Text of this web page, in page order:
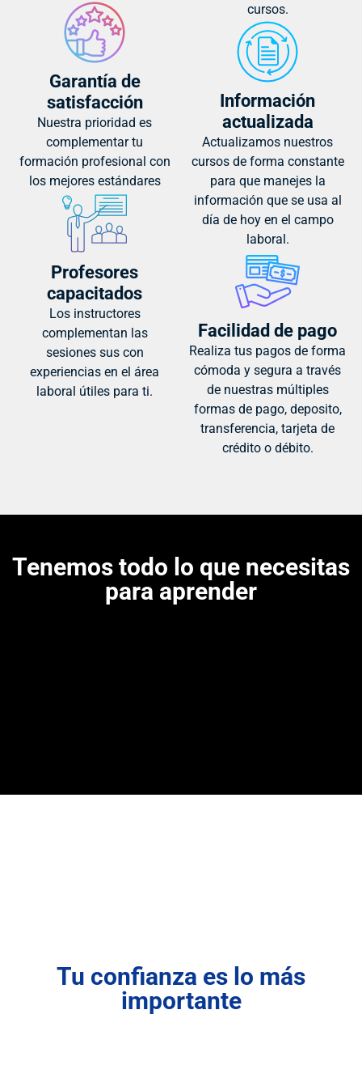
Garantía de
satisfacción
Nuestra prioridad es
complementar tu
formación profesional con
los mejores estándares
Profesores
capacitados
Los instructores
complementan las
sesiones sus con
experiencias en el área
laboral útiles para ti.
cursos.
Información
actualizada
Actualizamos nuestros
cursos de forma constante
para que manejes la
información que se usa al
día de hoy en el campo
laboral.
Facilidad de pago
Realiza tus pagos de forma
cómoda y segura a través
de nuestras múltiples
formas de pago, deposito,
transferencia, tarjeta de
crédito o débito.
Tenemos todo lo que necesitas
para aprender
Tu confianza es lo más
importante